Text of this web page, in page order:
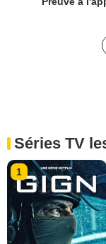
Séries TV
1